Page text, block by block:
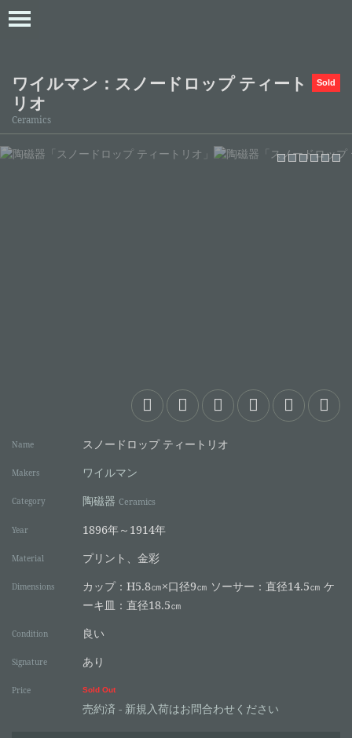
Sold
ワイルマン：スノードロップ ティート
リオ
Ceramics
Name スノードロップ ティートリオ
Makers ワイルマン
Category 陶磁器 Ceramics
Year 1896年～1914年
Material プリント、金彩
Dimensions
カップ：H5.8㎝×口径9㎝ ソーサー：直径14.5㎝ ケ
ーキ皿：直径18.5㎝
Condition 良い
Signature あり
Price Sold Out
売約済 - 新規入荷はお問合わせください